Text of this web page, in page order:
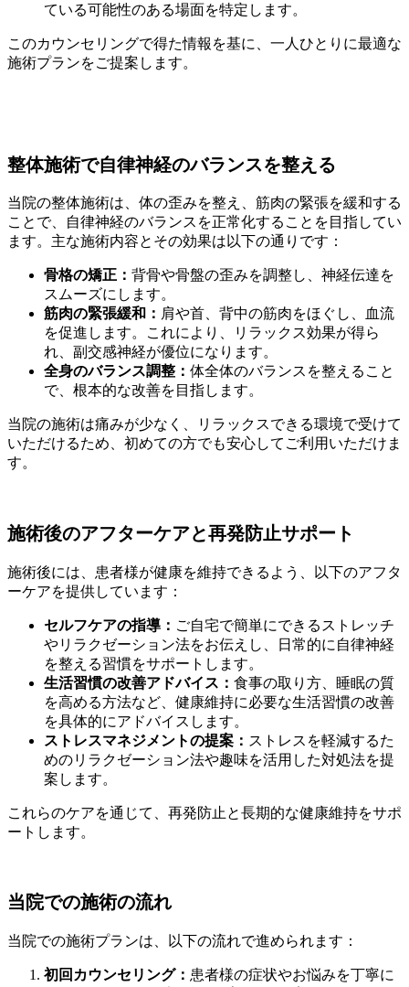
ている可能性のある場面を特定します。
このカウンセリングで得た情報を基に、一人ひとりに最適な
施術プランをご提案します。
整体施術で自律神経のバランスを整える
当院の整体施術は、体の歪みを整え、筋肉の緊張を緩和する
ことで、自律神経のバランスを正常化することを目指してい
ます。主な施術内容とその効果は以下の通りです：
骨格の矯正： 背骨や骨盤の歪みを調整し、神経伝達を
スムーズにします。
筋肉の緊張緩和： 肩や首、背中の筋肉をほぐし、血流
を促進します。これにより、リラックス効果が得ら
れ、副交感神経が優位になります。
全身のバランス調整： 体全体のバランスを整えること
で、根本的な改善を目指します。
当院の施術は痛みが少なく、リラックスできる環境で受けて
いただけるため、初めての方でも安心してご利用いただけま
す。
施術後のアフターケアと再発防止サポート
施術後には、患者様が健康を維持できるよう、以下のアフタ
ーケアを提供しています：
セルフケアの指導： ご自宅で簡単にできるストレッチ
やリラクゼーション法をお伝えし、日常的に自律神経
を整える習慣をサポートします。
生活習慣の改善アドバイス： 食事の取り方、睡眠の質
を高める方法など、健康維持に必要な生活習慣の改善
を具体的にアドバイスします。
ストレスマネジメントの提案： ストレスを軽減するた
めのリラクゼーション法や趣味を活用した対処法を提
案します。
これらのケアを通じて、再発防止と長期的な健康維持をサポ
ートします。
当院での施術の流れ
当院での施術プランは、以下の流れで進められます：
初回カウンセリング： 患者様の症状やお悩みを丁寧に